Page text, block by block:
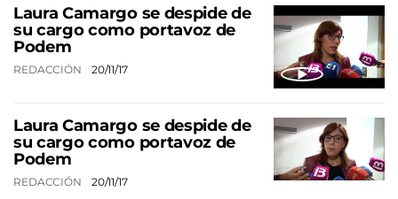
Laura Camargo se despide de
su cargo como portavoz de
Podem
REDACCIÓN 20/11/17
Laura Camargo se despide de
su cargo como portavoz de
Podem
REDACCIÓN 20/11/17